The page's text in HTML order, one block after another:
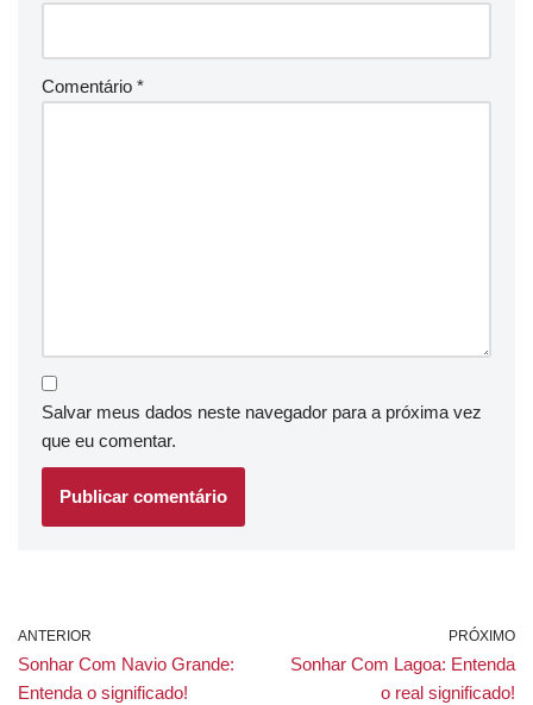
Comentário *
Salvar meus dados neste navegador para a próxima vez
que eu comentar.
ANTERIOR
Sonhar Com Navio Grande:
Entenda o significado!
PRÓXIMO
Sonhar Com Lagoa: Entenda
o real significado!